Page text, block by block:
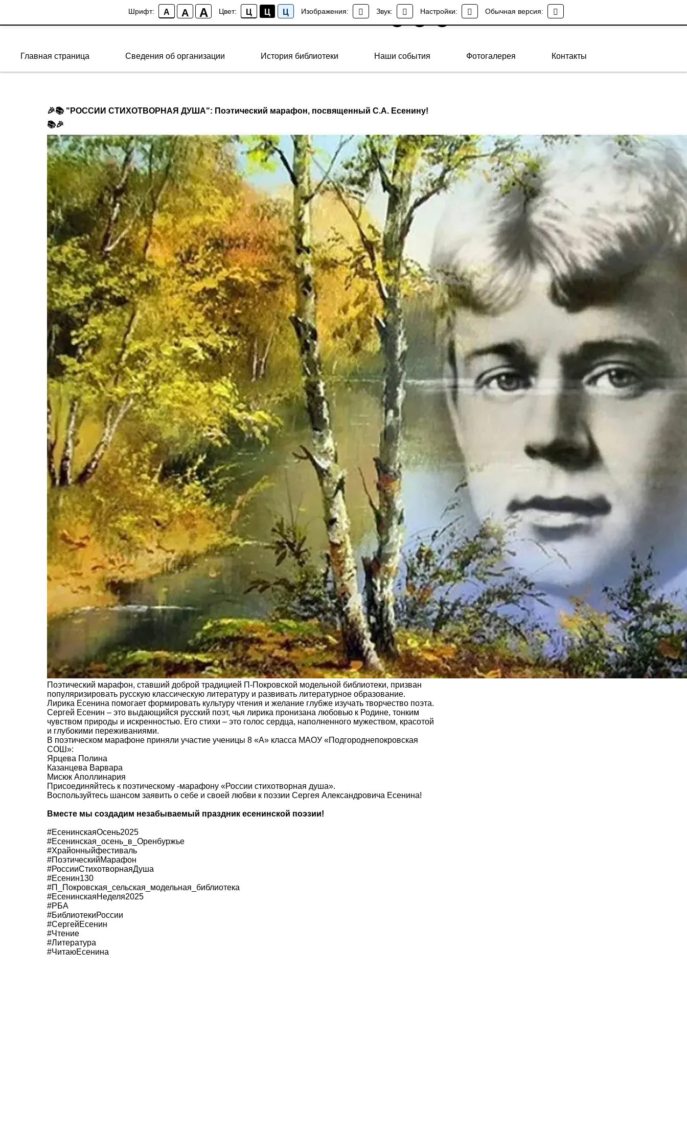
Шрифт: A A A Цвет: Ц Ц Ц Изображения: Звук: Настройки: Обычная версия:
МБУК "ППСМБ" села Подгородняя Покровка
Главная страница Сведения об организации История библиотеки Наши события Фотогалерея Контакты
🎉📚 "РОССИИ СТИХОТВОРНАЯ ДУША": Поэтический марафон, посвященный С.А. Есенину!
📚🎉
Поэтический марафон, ставший доброй традицией П-Покровской модельной библиотеки, призван
популяризировать русскую классическую литературу и развивать литературное образование.
Лирика Есенина помогает формировать культуру чтения и желание глубже изучать творчество поэта.
Сергей Есенин – это выдающийся русский поэт, чья лирика пронизана любовью к Родине, тонким
чувством природы и искренностью. Его стихи – это голос сердца, наполненного мужеством, красотой
и глубокими переживаниями.
В поэтическом марафоне приняли участие ученицы 8 «А» класса МАОУ «Подгороднепокровская
СОШ»:
Ярцева Полина
Казанцева Варвара
Мисюк Аполлинария
Присоединяйтесь к поэтическому -марафону «России стихотворная душа».
Воспользуйтесь шансом заявить о себе и своей любви к поэзии Сергея Александровича Есенина!
Вместе мы создадим незабываемый праздник есенинской поэзии!
#ЕсенинскаяОсень2025
#Есенинская_осень_в_Оренбуржье
#Xрайонныйфестиваль
#ПоэтическийМарафон
#РоссииСтихотворнаяДуша
#Есенин130
#П_Покровская_сельская_модельная_библиотека
#ЕсенинскаяНеделя2025
#РБА
#БиблиотекиРоссии
#СергейЕсенин
#Чтение
#Литература
#ЧитаюЕсенина